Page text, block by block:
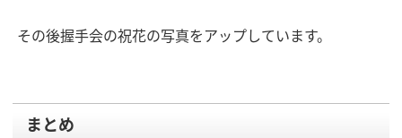
その後握手会の祝花の写真をアップしています。
まとめ